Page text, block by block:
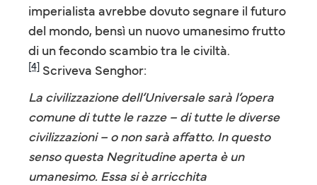
imperialista avrebbe dovuto segnare il futuro
del mondo, bensì un nuovo umanesimo frutto
di un fecondo scambio tra le civiltà.
[4] Scriveva Senghor:
La civilizzazione dell’Universale sarà l’opera
comune di tutte le razze – di tutte le diverse
civilizzazioni – o non sarà affatto. In questo
senso questa Negritudine aperta è un
umanesimo. Essa si è arricchita